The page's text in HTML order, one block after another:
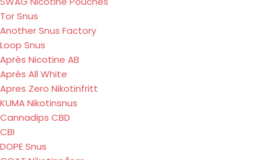
Tor Snus
Another Snus Factory
Loop Snus
Après Nicotine AB
Après All White
Apres Zero Nikotinfritt
KUMA Nikotinsnus
Cannadips CBD
CBI
DOPE Snus